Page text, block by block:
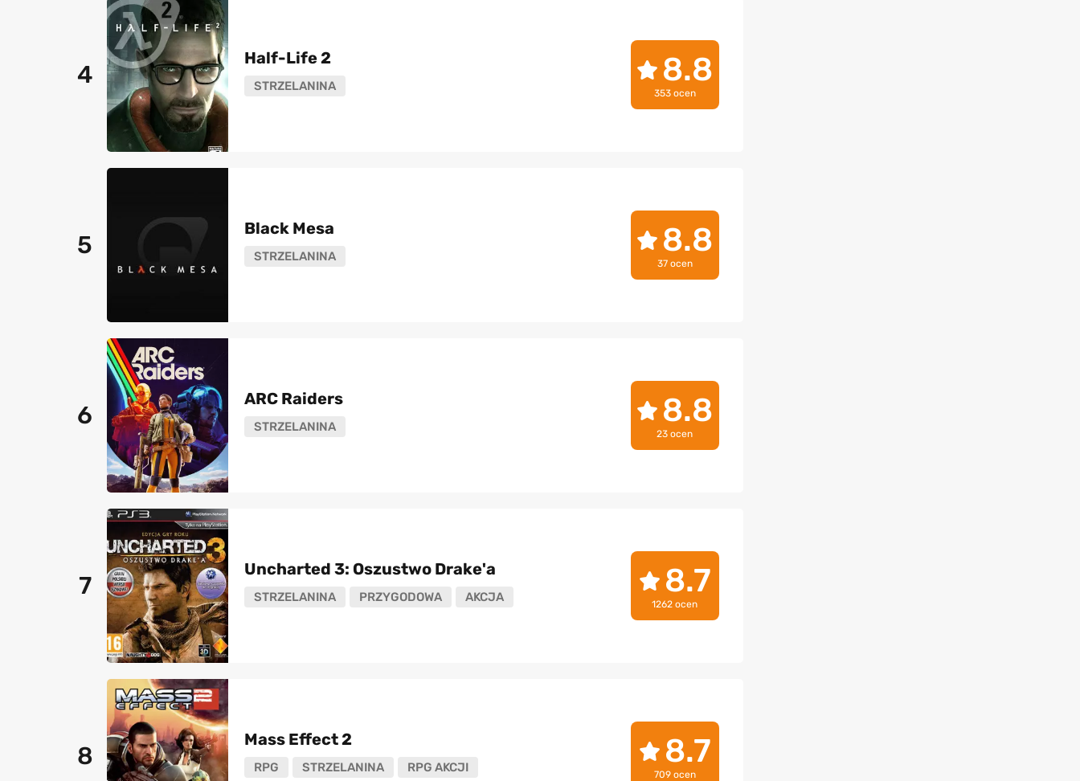
4
Half-Life 2
STRZELANINA 8.8
353 ocen
5
Black Mesa
STRZELANINA 8.8
37 ocen
6
ARC Raiders
STRZELANINA 8.8
23 ocen
7
Uncharted 3: Oszustwo Drake'a
STRZELANINA PRZYGODOWA AKCJA 8.7
1262 ocen
8
Mass Effect 2
RPG STRZELANINA RPG AKCJI 8.7
709 ocen